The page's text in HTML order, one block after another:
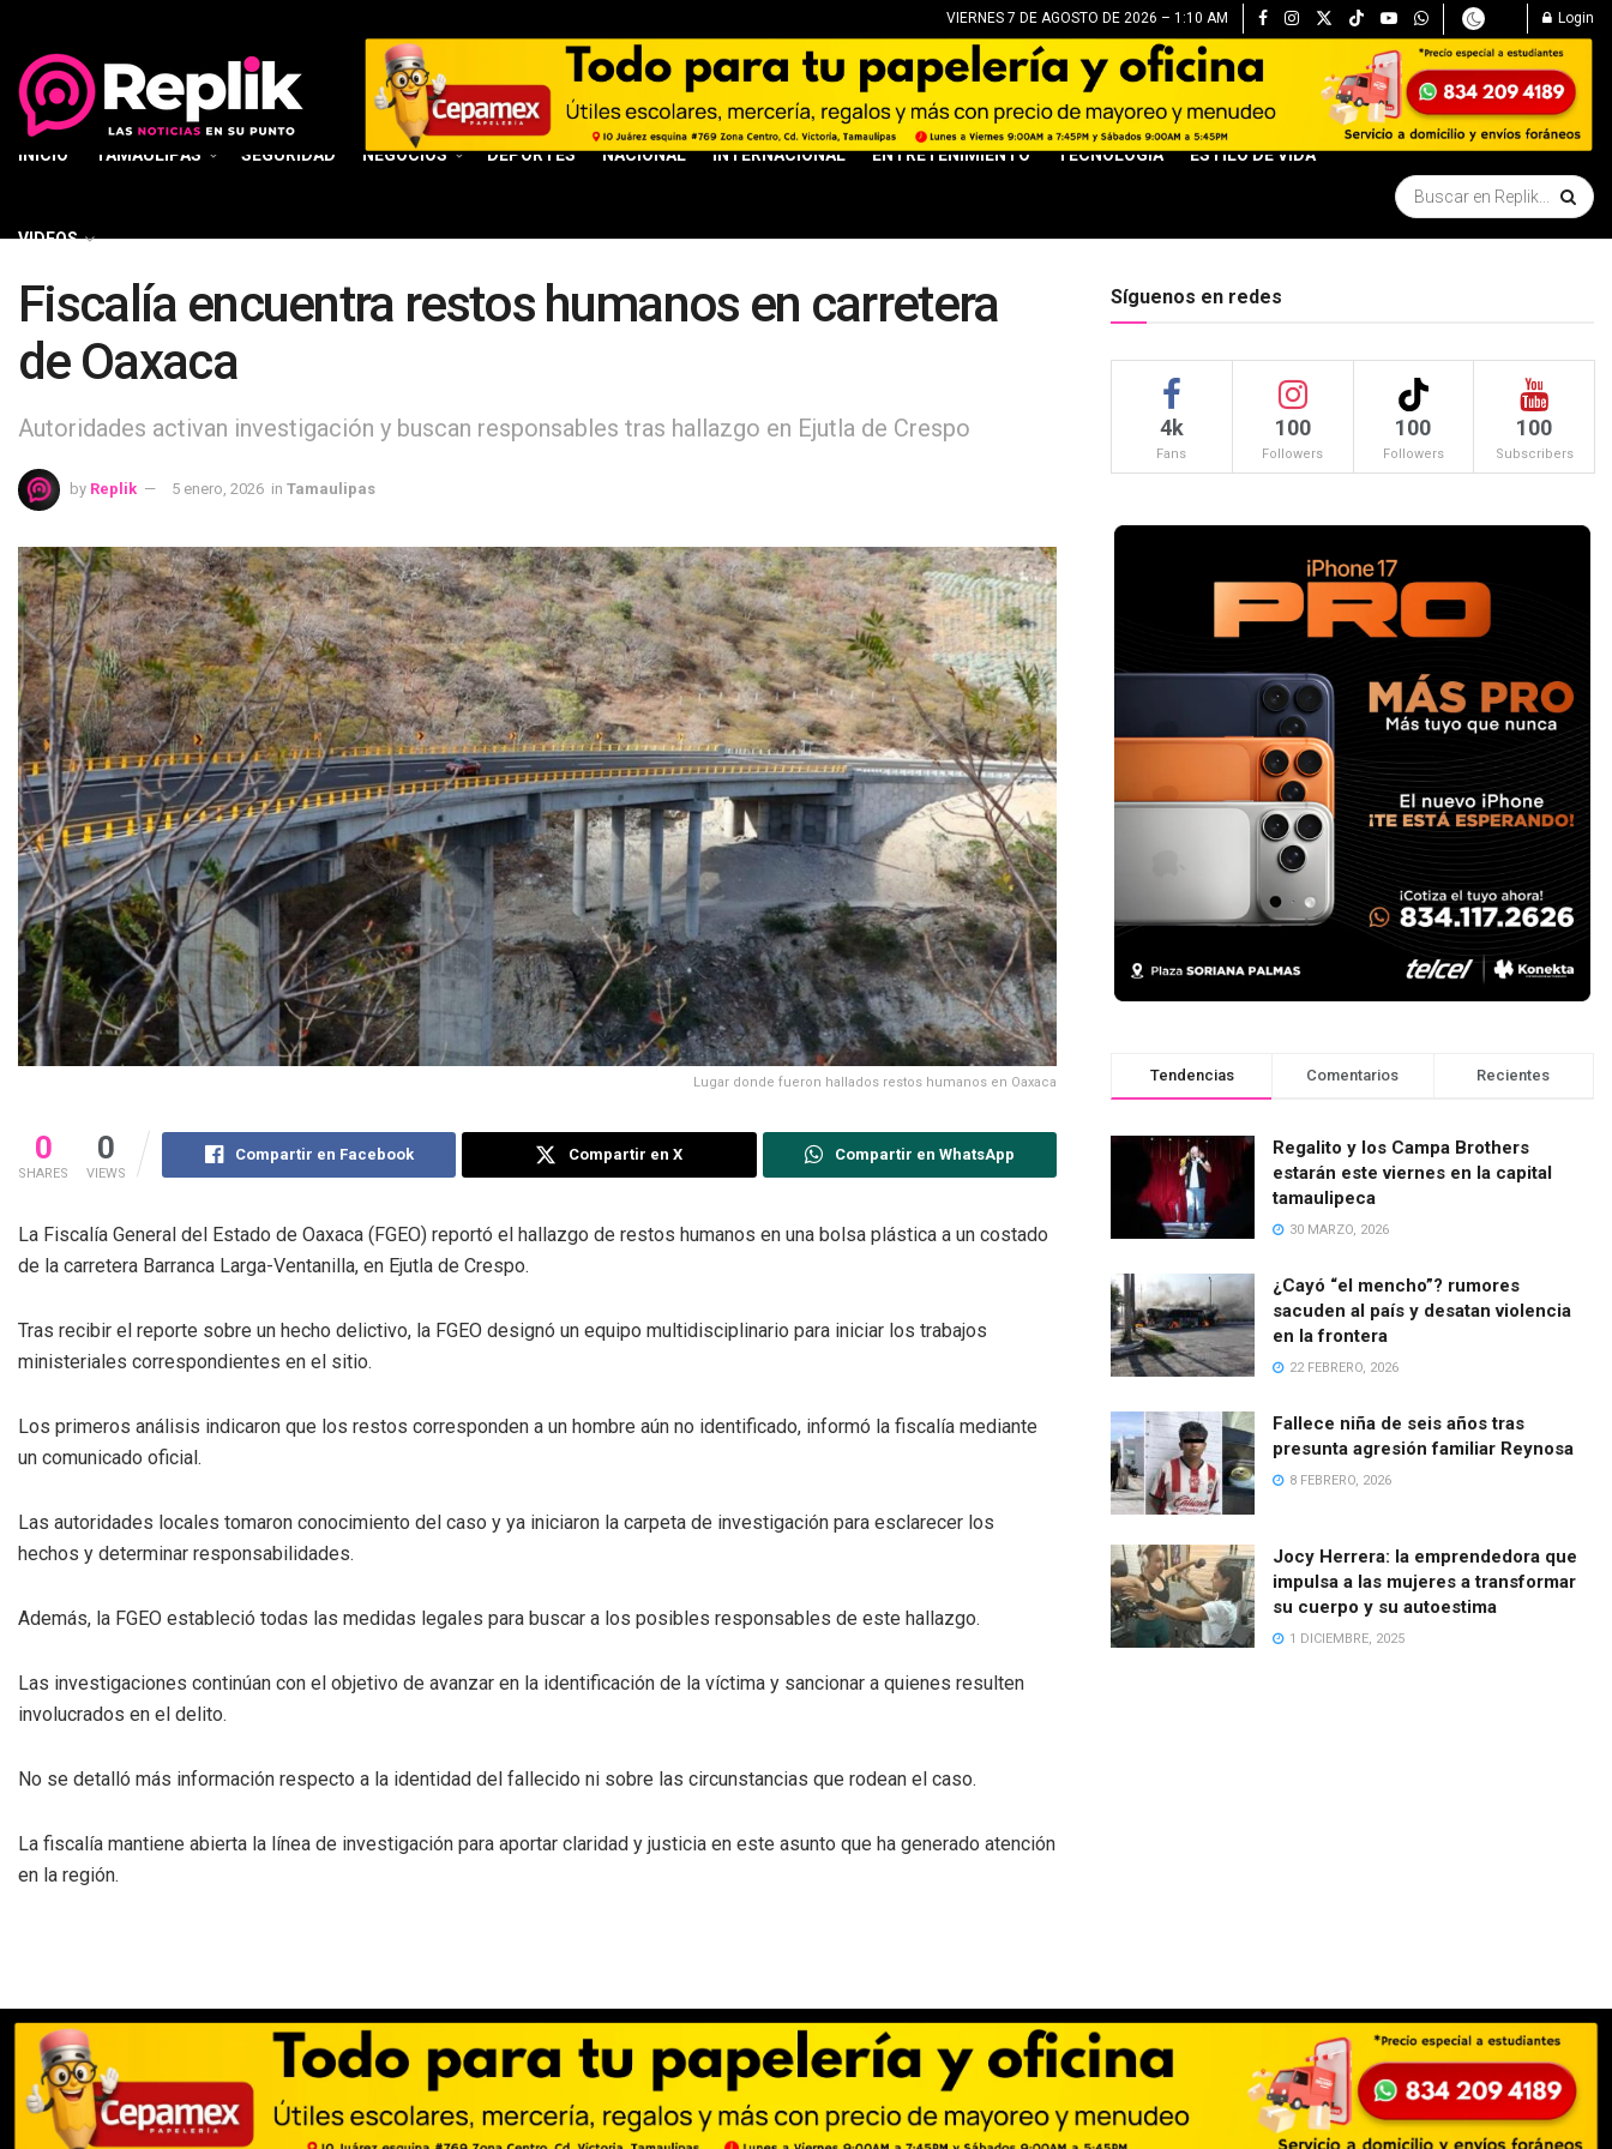
VIERNES 7 DE AGOSTO DE 2026 – 1:10 AM Login
INICIO TAMAULIPAS SEGURIDAD NEGOCIOS DEPORTES NACIONAL INTERNACIONAL ENTRETENIMIENTO TECNOLOGÍA ESTILO DE VIDA
VIDEOS
Fiscalía encuentra restos humanos en carretera
de Oaxaca
Autoridades activan investigación y buscan responsables tras hallazgo en Ejutla de Crespo
by Replik 5 enero, 2026 in Tamaulipas
Lugar donde fueron hallados restos humanos en Oaxaca
0
SHARES
0
VIEWS
Compartir en Facebook Compartir en X Compartir en WhatsApp
La Fiscalía General del Estado de Oaxaca (FGEO) reportó el hallazgo de restos humanos en una bolsa plástica a un costado
de la carretera Barranca Larga-Ventanilla, en Ejutla de Crespo.
Tras recibir el reporte sobre un hecho delictivo, la FGEO designó un equipo multidisciplinario para iniciar los trabajos
ministeriales correspondientes en el sitio.
Los primeros análisis indicaron que los restos corresponden a un hombre aún no identificado, informó la fiscalía mediante
un comunicado oficial.
Las autoridades locales tomaron conocimiento del caso y ya iniciaron la carpeta de investigación para esclarecer los
hechos y determinar responsabilidades.
Además, la FGEO estableció todas las medidas legales para buscar a los posibles responsables de este hallazgo.
Las investigaciones continúan con el objetivo de avanzar en la identificación de la víctima y sancionar a quienes resulten
involucrados en el delito.
No se detalló más información respecto a la identidad del fallecido ni sobre las circunstancias que rodean el caso.
La fiscalía mantiene abierta la línea de investigación para aportar claridad y justicia en este asunto que ha generado atención
en la región.
Síguenos en redes
4k
Fans
100
Followers
100
Followers
100
Subscribers
Tendencias Comentarios Recientes
Regalito y los Campa Brothers
estarán este viernes en la capital
tamaulipeca
30 MARZO, 2026
¿Cayó “el mencho”? rumores
sacuden al país y desatan violencia
en la frontera
22 FEBRERO, 2026
Fallece niña de seis años tras
presunta agresión familiar Reynosa
8 FEBRERO, 2026
Jocy Herrera: la emprendedora que
impulsa a las mujeres a transformar
su cuerpo y su autoestima
1 DICIEMBRE, 2025